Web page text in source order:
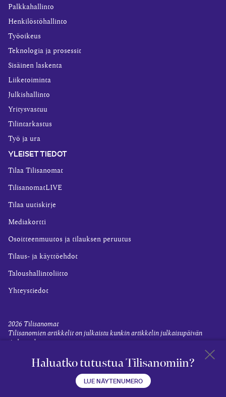
Palkkahallinto
Henkilöstöhallinto
Työoikeus
Teknologia ja prosessit
Sisäinen laskenta
Liiketoiminta
Julkishallinto
Yritysvastuu
Tilintarkastus
Työ ja ura
YLEISET TIEDOT
Tilaa Tilisanomat
TilisanomatLIVE
Tilaa uutiskirje
Mediakortti
Osoitteenmuutos ja tilauksen peruutus
Tilaus- ja käyttöehdot
Taloushallintoliitto
Yhteystiedot
2026 Tilisanomat
Tilisanomien artikkelit on julkaistu kunkin artikkelin julkaisupäivän
tiedon valossa.
EvästevalinnatHaluatko tutustua Tilisanomiin?
LUE NÄYTENUMERO